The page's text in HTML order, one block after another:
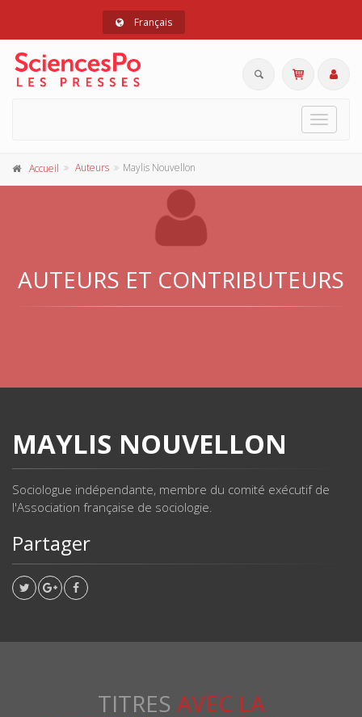
Français
Toggle
Accueil Auteurs Maylis Nouvellon
AUTEURS ET CONTRIBUTEURS
MAYLIS NOUVELLON
Sociologue indépendante, membre du comité exécutif de
l'Association française de sociologie.
Partager
TITRES AVEC LA